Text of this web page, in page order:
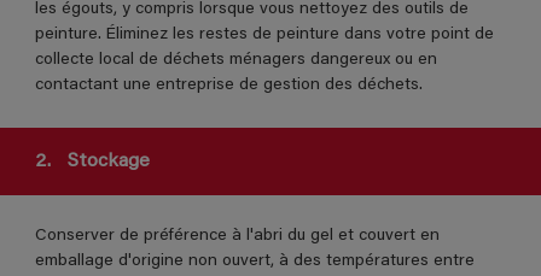
les égouts, y compris lorsque vous nettoyez des outils de
peinture. Éliminez les restes de peinture dans votre point de
collecte local de déchets ménagers dangereux ou en
contactant une entreprise de gestion des déchets.
2. Stockage
Conserver de préférence à l'abri du gel et couvert en
emballage d'origine non ouvert, à des températures entre